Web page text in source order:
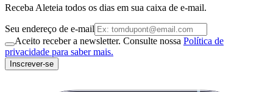
Receba Aleteia todos os dias em sua caixa de e-mail.
Seu endereço de e-mail
Aceito receber a newsletter. Consulte nossa Política de
privacidade para saber mais.
Inscrever-se